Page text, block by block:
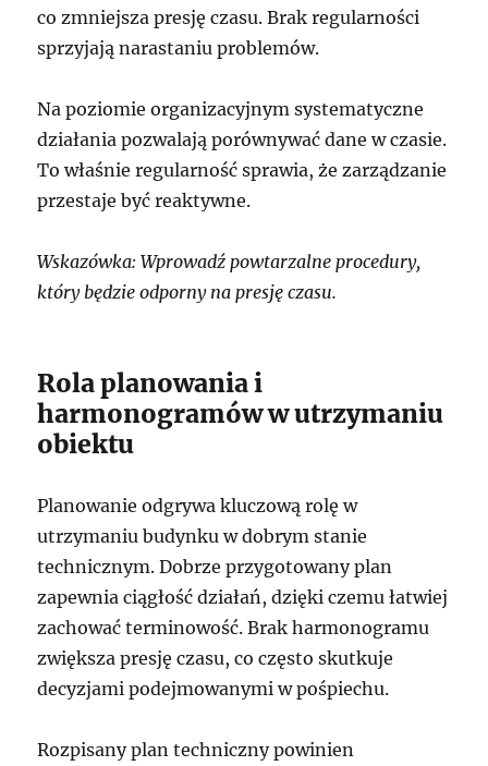
co zmniejsza presję czasu. Brak regularności
sprzyjają narastaniu problemów.
Na poziomie organizacyjnym systematyczne
działania pozwalają porównywać dane w czasie.
To właśnie regularność sprawia, że zarządzanie
przestaje być reaktywne.
Wskazówka: Wprowadź powtarzalne procedury,
który będzie odporny na presję czasu.
Rola planowania i
harmonogramów w utrzymaniu
obiektu
Planowanie odgrywa kluczową rolę w
utrzymaniu budynku w dobrym stanie
technicznym. Dobrze przygotowany plan
zapewnia ciągłość działań, dzięki czemu łatwiej
zachować terminowość. Brak harmonogramu
zwiększa presję czasu, co często skutkuje
decyzjami podejmowanymi w pośpiechu.
Rozpisany plan techniczny powinien